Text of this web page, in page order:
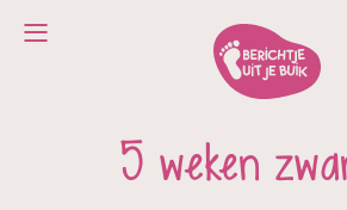
5 weken